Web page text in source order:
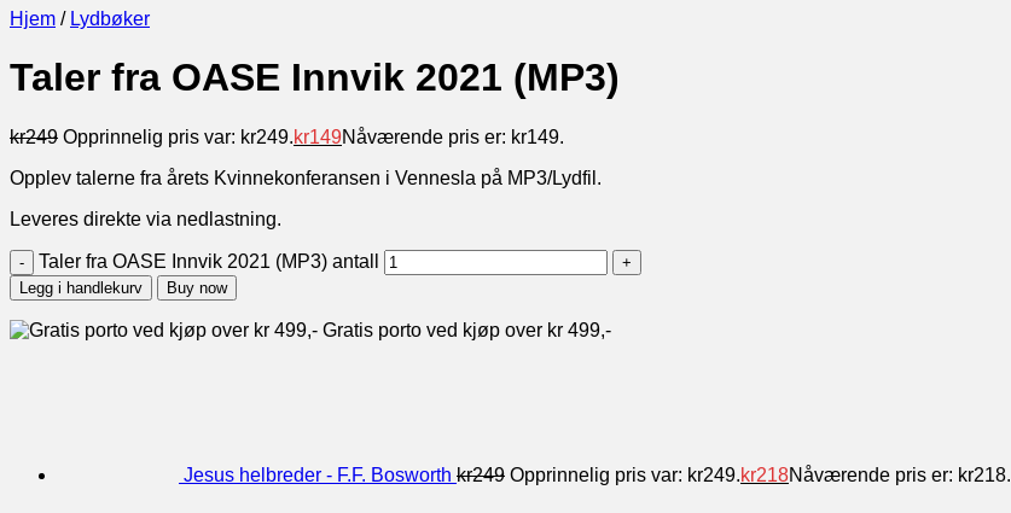
Hjem / Lydbøker
Taler fra OASE Innvik 2021 (MP3)
kr249 Opprinnelig pris var: kr249.kr149Nåværende pris er: kr149.
Opplev talerne fra årets Kvinnekonferansen i Vennesla på MP3/Lydfil.
Leveres direkte via nedlastning.
Taler fra OASE Innvik 2021 (MP3) antall
Legg i handlekurv Buy now
Gratis porto ved kjøp over kr 499,-
Jesus helbreder - F.F. Bosworth kr249 Opprinnelig pris var: kr249.kr218Nåværende pris er: kr218.